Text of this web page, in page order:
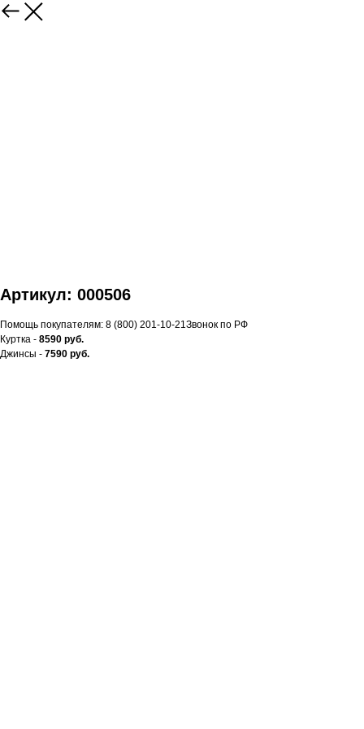
Артикул: 000506
Помощь покупателям: 8 (800) 201-10-21Звонок по РФ
Куртка - 8590 руб.
Джинсы - 7590 руб.